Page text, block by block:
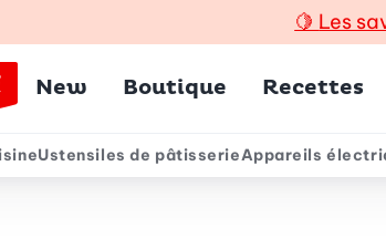
🍋 Les
Menu principal
New Boutique Recettes
Ustensiles de pâtisserieAppareils